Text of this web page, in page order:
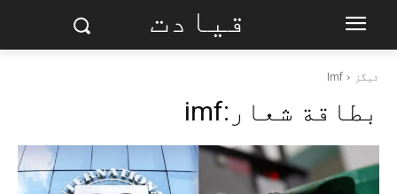
قیادت
ٹیگز Imf
بطاقة شعار:imf